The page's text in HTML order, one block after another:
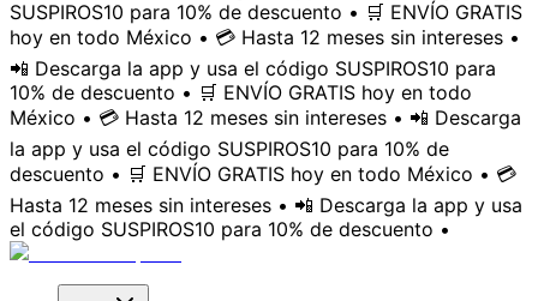
SUSPIROS10 para 10% de descuento • 🛒 ENVÍO GRATIS
hoy en todo México • 💳 Hasta 12 meses sin intereses •
📲 Descarga la app y usa el código SUSPIROS10 para
10% de descuento • 🛒 ENVÍO GRATIS hoy en todo
México • 💳 Hasta 12 meses sin intereses • 📲 Descarga
la app y usa el código SUSPIROS10 para 10% de
descuento • 🛒 ENVÍO GRATIS hoy en todo México • 💳
Hasta 12 meses sin intereses • 📲 Descarga la app y usa
el código SUSPIROS10 para 10% de descuento •